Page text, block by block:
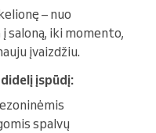
– nuo
saloną, iki momento,
įvaizdžiu.
įspūdį:
spalvų